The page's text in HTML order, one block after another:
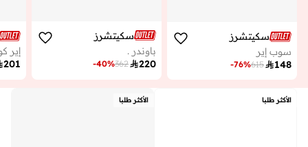
سكيتشرز
سوب إير
148
615
-76%
سكيتشرز
باوندر .
220
362
-40%
إير
201
الأكثر طلبا الأكثر طلبا